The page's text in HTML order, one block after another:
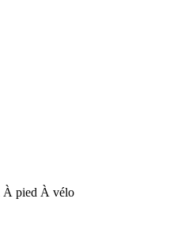
À pied À vélo